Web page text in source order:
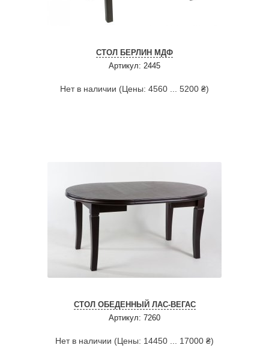
СТОЛ БЕРЛИН МДФ
Артикул: 2445
Нет в наличии (Цены: 4560 ... 5200 ₴)
СТОЛ ОБЕДЕННЫЙ ЛАС-ВЕГАС
Артикул: 7260
Нет в наличии (Цены: 14450 ... 17000 ₴)